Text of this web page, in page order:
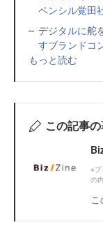
ペンシル覚田
デジタルに舵
すブランドコ
もっと読む
この記事
※プ
の